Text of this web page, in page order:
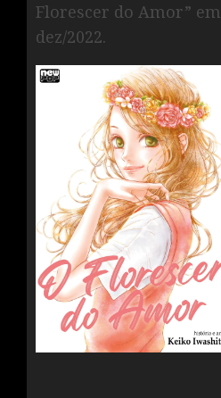
Florescer do Amor” em
dez/2022.